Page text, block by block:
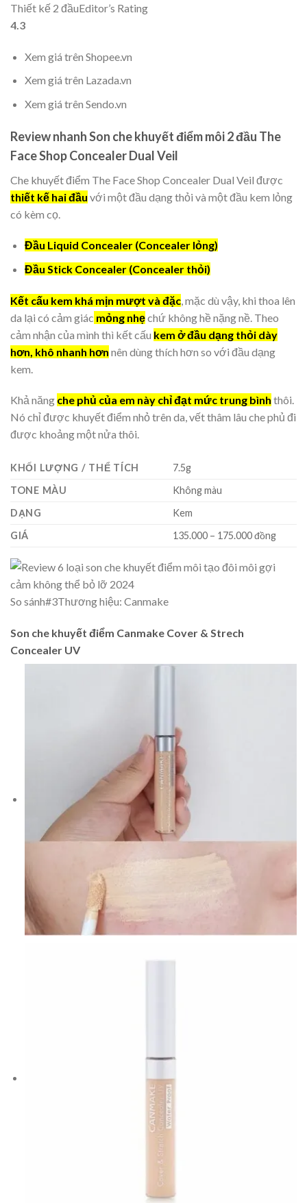
Thiết kế 2 đầuEditor’s Rating
4.3
Xem giá trên Shopee.vn
Xem giá trên Lazada.vn
Xem giá trên Sendo.vn
Review nhanh Son che khuyết điểm môi 2 đầu The
Face Shop Concealer Dual Veil
Che khuyết điểm The Face Shop Concealer Dual Veil được
thiết kế hai đầu với một đầu dạng thỏi và một đầu kem lỏng
có kèm cọ.
Đầu Liquid Concealer (Concealer lỏng)
Đầu Stick Concealer (Concealer thỏi)
Kết cấu kem khá mịn mượt và đặc , mặc dù vậy, khi thoa lên
da lại có cảm giác mỏng nhẹchứ không hề nặng nề. Theo
cảm nhận của mình thì kết cấu kem ở đầu dạng thỏi dày
hơn, khô nhanh hơn nên dùng thích hơn so với đầu dạng
kem.
Khả năng che phủ của em này chỉ đạt mức trung bình thôi.
Nó chỉ được khuyết điểm nhỏ trên da, vết thâm lâu che phủ đi
được khoảng một nửa thôi.
KHỐI LƯỢNG / THỂ TÍCH
7.5g
TONE MÀU
Không màu
DẠNG
Kem
GIÁ
135.000 – 175.000 đồng
So sánh#3Thương hiệu: Canmake
Son che khuyết điểm Canmake Cover & Strech
Concealer UV